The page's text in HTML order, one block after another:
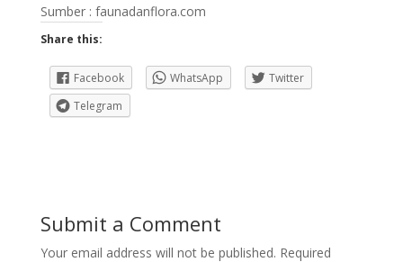
Sumber : faunadanflora.com
Share this:
Facebook WhatsApp
Twitter
Telegram
Submit a Comment
Your email address will not be published. Required